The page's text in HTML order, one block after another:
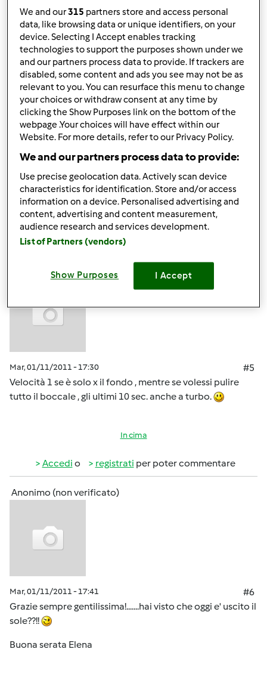
Mar, 01/11/2011 - 16:20
#4
m.assu wrote:
Metti cqua nel boccale tanto da coprire bene le lame , un
pò di bicarbonato e fai bollire x 10 minuti a 100 °,
Assunta scusa a che velocita' lo fai andare?Grazie Elena
In cima
Accedio registrati
Mar, 01/11/2011 - 17:30
#5
Velocità 1 se è solo x il fondo , mentre se volessi pulire
tutto il boccale , gli ultimi 10 sec. anche a turbo.
In cima
Accedi o registrati per poter commentare
Anonimo (non verificato)
Mar, 01/11/2011 - 17:41
#6
Grazie sempre gentilissima!.......hai visto che oggi e' uscito il
sole??!!
Buona serata Elena
We and our315 partners store and access personal
data, like browsing data or unique identifiers, on your
device. Selecting I Accept enables tracking
technologies to support the purposes shown under we
and our partners process data to provide. If trackers are
disabled, some content and ads you see may not be as
relevant to you. You can resurface this menu to change
your choices or withdraw consent at any time by
clicking the Show Purposes link on the bottom of the
webpage .Your choices will have effect within our
Website. For more details, refer to our Privacy Policy.
We and our partners process data to provide:
Use precise geolocation data. Actively scan device
characteristics for identification. Store and/or access
information on a device. Personalised advertising and
content, advertising and content measurement,
audience research and services development.
List of Partners (vendors)
Show Purposes I Accept